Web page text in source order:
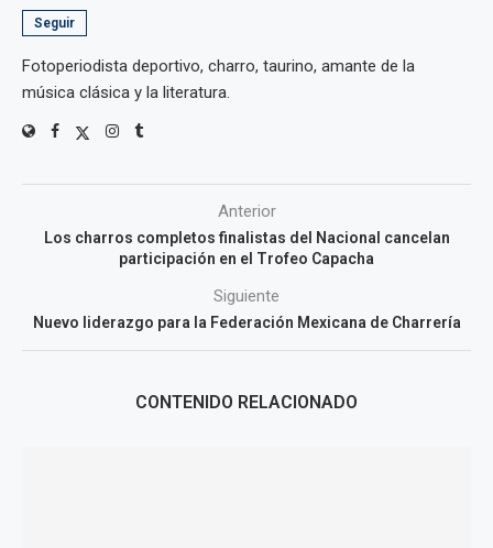
Seguir
Fotoperiodista deportivo, charro, taurino, amante de la
música clásica y la literatura.
Anterior
Los charros completos finalistas del Nacional cancelan
participación en el Trofeo Capacha
Siguiente
Nuevo liderazgo para la Federación Mexicana de Charrería
CONTENIDO RELACIONADO